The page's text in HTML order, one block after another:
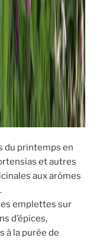
du printemps en
et autres
aux arômes
emplettes sur
d’épices,
à la purée de